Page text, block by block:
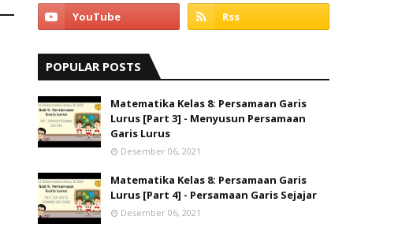
POPULAR POSTS
Matematika Kelas 8: Persamaan Garis
Lurus [Part 3] - Menyusun Persamaan
Garis Lurus
Desember 06, 2021
Matematika Kelas 8: Persamaan Garis
Lurus [Part 4] - Persamaan Garis Sejajar
Desember 06, 2021